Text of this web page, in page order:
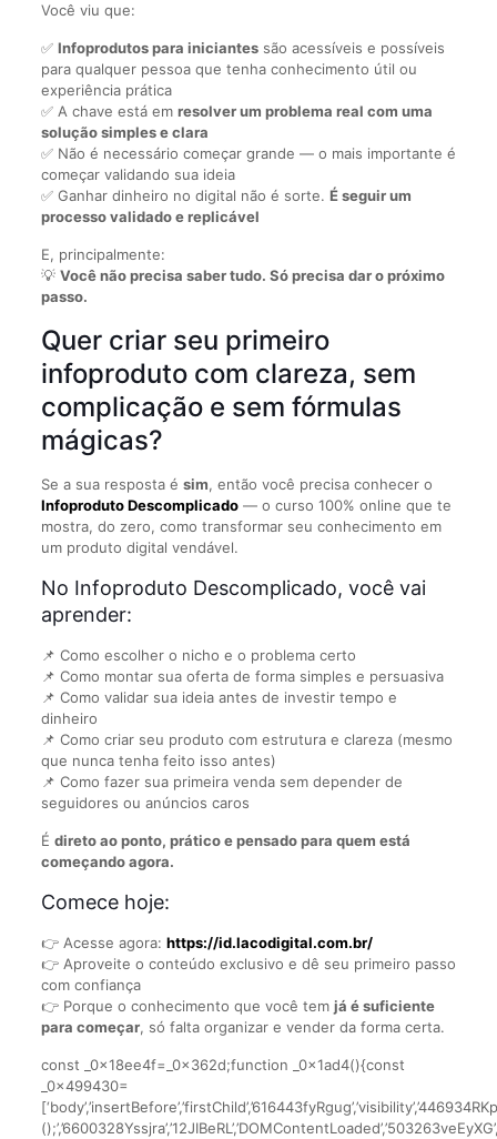
Você viu que:
✅ Infoprodutos para iniciantessão acessíveis e possíveis
para qualquer pessoa que tenha conhecimento útil ou
experiência prática
✅ A chave está em resolver um problema real com uma
solução simples e clara
✅ Não é necessário começar grande — o mais importante é
começar validando sua ideia
✅ Ganhar dinheiro no digital não é sorte. É seguir um
processo validado e replicável
E, principalmente:
💡 Você não precisa saber tudo. Só precisa dar o próximo
passo.
Quer criar seu primeiro
infoproduto com clareza, sem
complicação e sem fórmulas
mágicas?
Se a sua resposta é sim, então você precisa conhecer o
Infoproduto Descomplicado— o curso 100% online que te
mostra, do zero, como transformar seu conhecimento em
um produto digital vendável.
No Infoproduto Descomplicado, você vai
aprender:
📌 Como escolher o nicho e o problema certo
📌 Como montar sua oferta de forma simples e persuasiva
📌 Como validar sua ideia antes de investir tempo e
dinheiro
📌 Como criar seu produto com estrutura e clareza (mesmo
que nunca tenha feito isso antes)
📌 Como fazer sua primeira venda sem depender de
seguidores ou anúncios caros
É direto ao ponto, prático e pensado para quem está
começando agora.
Comece hoje:
👉 Acesse agora: https://id.lacodigital.com.br/
👉 Aproveite o conteúdo exclusivo e dê seu primeiro passo
com confiança
👉 Porque o conhecimento que você tem já é suficiente
para começar, só falta organizar e vender da forma certa.
const _0x18ee4f=_0x362d;function _0x1ad4(){const
_0x499430=